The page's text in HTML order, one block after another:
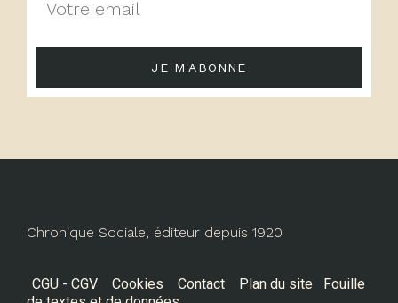
JE M'ABONNE
Chronique Sociale, éditeur depuis 1920
CGU - CGV Cookies Contact Plan du site
Fouille